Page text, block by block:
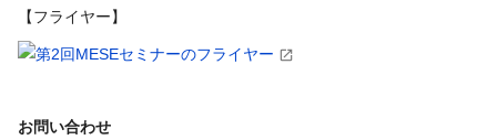
【フライヤー】
お問い合わせ